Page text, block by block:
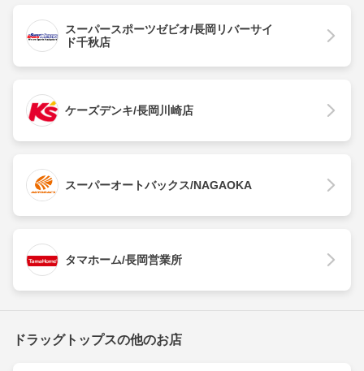
スーパースポーツゼビオ/長岡リバーサイ
ド千秋店
ケーズデンキ/長岡川崎店
スーパーオートバックス/NAGAOKA
タマホーム/長岡営業所
ドラッグトップスの他のお店